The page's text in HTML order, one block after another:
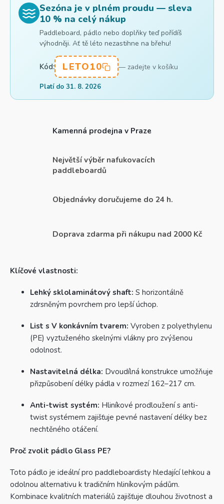
Sezóna je v plném proudu — sleva
10 % na celý nákup
Paddleboard, pádlo nebo doplňky teď pořídíš
výhodněji. Ať tě léto nezastihne na břehu!
Kód: LETO10 — zadejte v košíku
Platí do 31. 8. 2026
Kamenná prodejna v Praze
Největší výběr nafukovacích
paddleboardů
Objednávky doručujeme do 24 h.
Doprava zdarma při nákupu nad 2000 Kč
Klíčové vlastnosti:
Lehký sklolaminátový shaft: S horizontálně
zdrsněným povrchem pro lepší úchop.
List s V konkávním tvarem: Vyroben z polyethylenu
(PE) vyztuženého skelnými vlákny pro zvýšenou
odolnost.
Nastavitelná délka: Dvoudílná konstrukce umožňuje
přizpůsobení délky pádla v rozmezí 162–217 cm.
Anti-twist systém: Hliníkové prodloužení s anti-
twist systémem zajišťuje pevné nastavení délky bez
nechtěného otáčení.
Proč zvolit pádlo Glass PE?
Toto pádlo je ideální pro paddleboardisty hledající lehkou a
odolnou alternativu k tradičním hliníkovým pádům.
Kombinace kvalitních materiálů zajišťuje dlouhou životnost a